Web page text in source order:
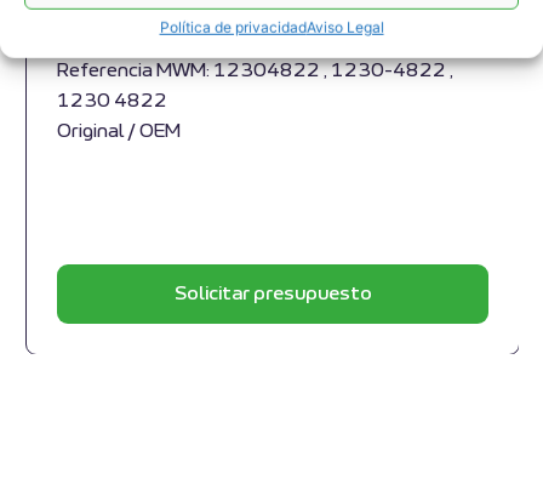
Política de privacidadAviso Legal
Apropiado para motores MWM y modelos TBG
604 , TBG 620 , TCG 2020 , CG 170
Referencia MWM: 12304822 , 1230-4822 ,
1230 4822
Original / OEM
Solicitar presupuesto